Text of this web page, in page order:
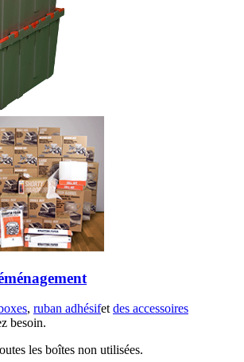
, ruban adhésifet des accessoires
besoin.
les boîtes non utilisées.